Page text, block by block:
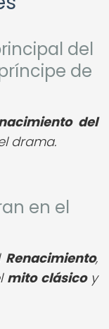
del
de
del
drama.
en el
Renacimiento,
mito clásicoy